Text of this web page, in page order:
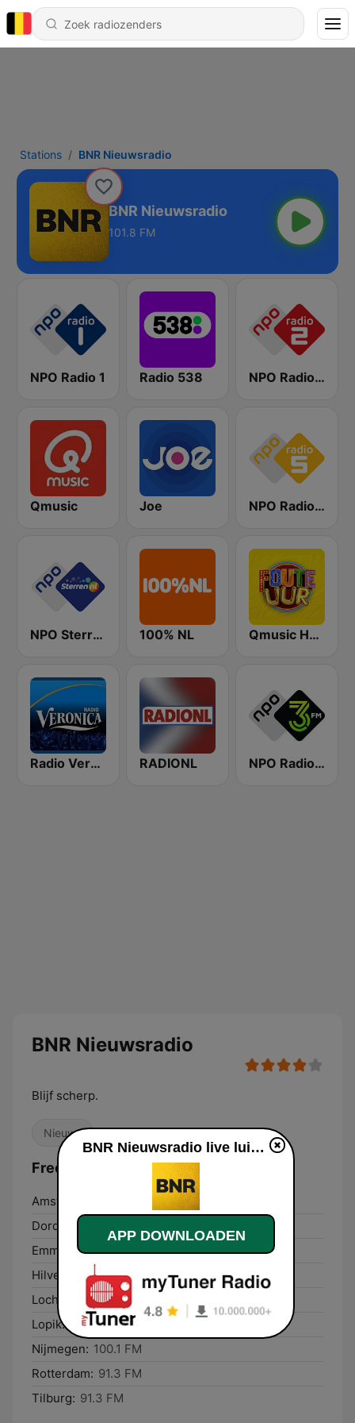
Stations BNR Nieuwsradio
BNR Nieuwsradio
101.8 FM
NPO Radio 1 Radio 538 NPO Radio 2
Qmusic Joe NPO Radio 5
NPO Sterren 100% NL Qmusic Het Foute Uur
Radio Veronica RADIONL NPO Radio 3FM
BNR Nieuwsradio
Blijf scherp.
Nieuws
Frequenties BNR Nieuwsradio:
Amsterdam:
Dordrecht:
Emmen:
95.4 FM
Hilversum: 99.8 FM
Lochem:
100.2 FM
Lopik:
100.1 FM
Nijmegen: 100.1 FM
Rotterdam: 91.3 FM
Tilburg: 91.3 FM
BNR Nieuwsradio live luisteren
APP DOWNLOADEN